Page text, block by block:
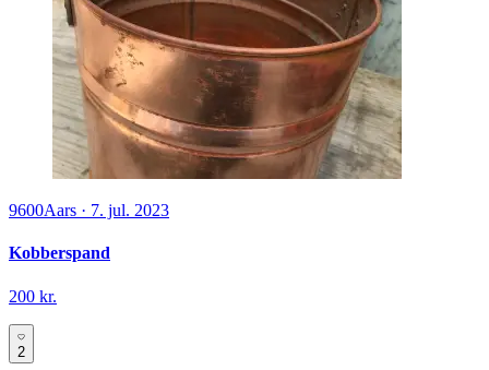
9600Aars · 7. jul. 2023
Kobberspand
200 kr.
2